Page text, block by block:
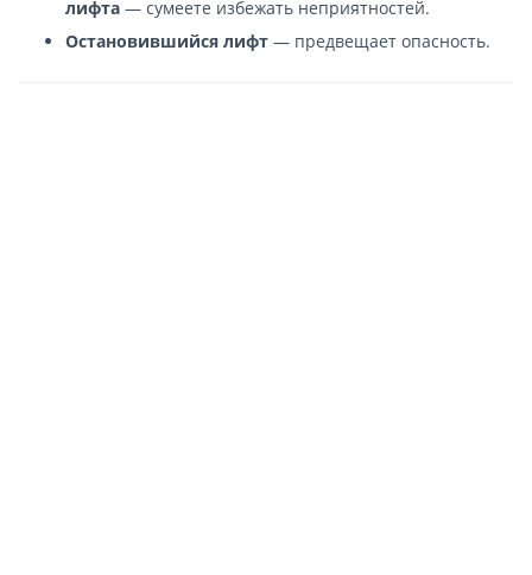
лифта — сумеете избежать неприятностей.
Остановившийся лифт — предвещает опасность.